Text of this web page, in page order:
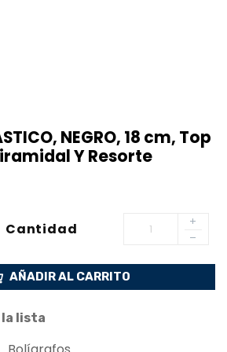
NEGRO, 18 cm, Top
Y Resorte
Cantidad
AÑADIR AL CARRITO
la lista